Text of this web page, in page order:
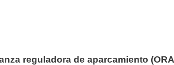
reguladora de aparcamiento